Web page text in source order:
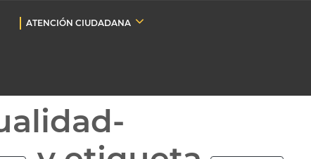
ATENCIÓN CIUDADANA